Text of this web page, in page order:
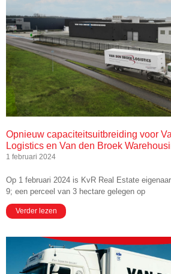
Opnieuw capaciteitsuitbreiding voor
Logistics en Van den Broek
1 februari 2024
Op 1 februari 2024 is KvR Real Estate
9; een perceel van 3 hectare gelegen op
Verder lezen